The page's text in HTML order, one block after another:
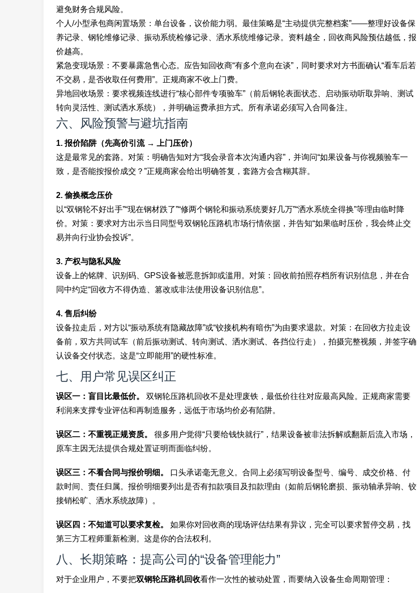
避免财务合规风险。
个人/小型承包商闲置场景：单台设备，议价能力弱。最佳策略是“主动提供完整档案”——整理好设备保
养记录、钢轮维修记录、振动系统检修记录、洒水系统维修记录。资料越全，回收商风险预估越低，报
价越高。
紧急变现场景：不要暴露急售心态。应告知回收商“有多个意向在谈”，同时要求对方书面确认“看车后若
不交易，是否收取任何费用”。正规商家不收上门费。
异地回收场景：要求视频连线进行“核心部件专项验车”（前后钢轮表面状态、启动振动听取异响、测试
转向灵活性、测试洒水系统），并明确运费承担方式。所有承诺必须写入合同备注。
六、风险预警与避坑指南
1. 报价陷阱（先高价引流 → 上门压价）
这是最常见的套路。对策：明确告知对方“我会录音本次沟通内容”，并询问“如果设备与你视频验车一
致，是否能按报价成交？”正规商家会给出明确答复，套路方会含糊其辞。
2. 偷换概念压价
以“双钢轮不好出手”“现在钢材跌了”“修两个钢轮和振动系统要好几万”“洒水系统全得换”等理由临时降
价。对策：要求对方出示当日同型号双钢轮压路机市场行情依据，并告知“如果临时压价，我会终止交
易并向行业协会投诉”。
3. 产权与隐私风险
设备上的铭牌、识别码、GPS设备被恶意拆卸或滥用。对策：回收前拍照存档所有识别信息，并在合
同中约定“回收方不得伪造、篡改或非法使用设备识别信息”。
4. 售后纠纷
设备拉走后，对方以“振动系统有隐藏故障”或“铰接机构有暗伤”为由要求退款。对策：在回收方拉走设
备前，双方共同试车（前后振动测试、转向测试、洒水测试、各挡位行走），拍摄完整视频，并签字确
认设备交付状态。这是“立即能用”的硬性标准。
七、用户常见误区纠正
误区一：盲目比最低价。
双钢轮压路机回收不是处理废铁，最低价往往对应最高风险。正规商家需要
利润来支撑专业评估和再制造服务，远低于市场均价必有陷阱。
误区二：不重视正规资质。
很多用户觉得“只要给钱快就行”，结果设备被非法拆解或翻新后流入市场，
原车主因无法提供合规处置证明而面临纠纷。
误区三：不看合同与报价明细。
口头承诺毫无意义。合同上必须写明设备型号、编号、成交价格、付
款时间、责任归属。报价明细要列出是否有扣款项目及扣款理由（如前后钢轮磨损、振动轴承异响、铰
接销松旷、洒水系统故障）。
误区四：不知道可以要求复检。
如果你对回收商的现场评估结果有异议，完全可以要求暂停交易，找
第三方工程师重新检测。这是你的合法权利。
八、长期策略：提高公司的“设备管理能力”
对于企业用户，不要把双钢轮压路机回收看作一次性的被动处置，而要纳入设备生命周期管理：